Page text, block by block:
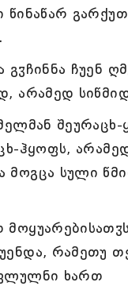
წინაწარ
გჳჩინნა ჩუენ
არამედ
შეურაცხ-
ჰყოფს,
მოგცა სული
რამეთუ
ხართ